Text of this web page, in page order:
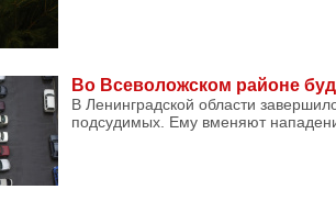
Во Всеволожском районе
В Ленинградской области
подсудимых. Ему вменяют